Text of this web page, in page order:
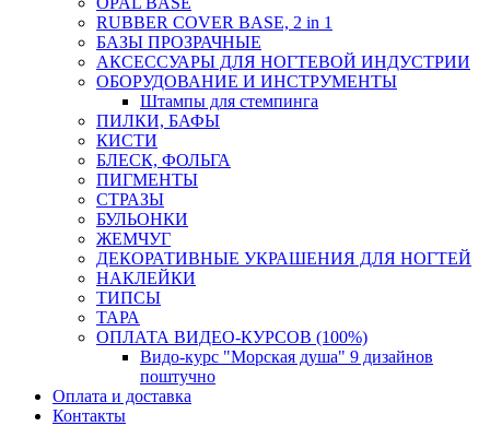
RUBBER COVER BASE, 2 in 1
БАЗЫ ПРОЗРАЧНЫЕ
АКСЕССУАРЫ ДЛЯ НОГТЕВОЙ ИНДУСТРИИ
ОБОРУДОВАНИЕ И ИНСТРУМЕНТЫ
Штампы для стемпинга
ПИЛКИ, БАФЫ
КИСТИ
БЛЕСК, ФОЛЬГА
ПИГМЕНТЫ
СТРАЗЫ
БУЛЬОНКИ
ЖЕМЧУГ
ДЕКОРАТИВНЫЕ УКРАШЕНИЯ ДЛЯ НОГТЕЙ
НАКЛЕЙКИ
ТИПСЫ
ТАРА
ОПЛАТА ВИДЕО-КУРСОВ (100%)
Видо-курс "Морская душа" 9 дизайнов
поштучно
Оплата и доставка
Контакты